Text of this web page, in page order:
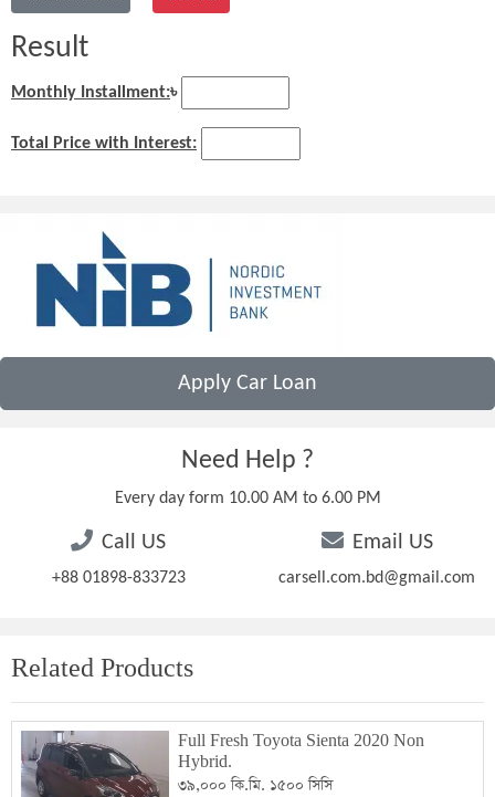
Result
Monthly Installment:৳
Total Price with Interest:
Apply Car Loan
Need Help ?
Every day form 10.00 AM to 6.00 PM
Call US
+88 01898-833723
Email US
carsell.com.bd@gmail.com
Related Products
Full Fresh Toyota Sienta 2020 Non
Hybrid.
৩৯,০০০ কি.মি. ১৫০০ সিসি